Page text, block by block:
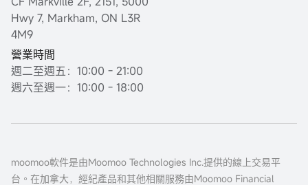
Hwy 7, Markham, ON L3R
4M9
營業時間
週二至週五：10:00 - 21:00
週六至週一：10:00 - 18:00
moomoo軟件是由Moomoo Technologies Inc.提供的線上交易平
台。在加拿大，經紀產品和其他相關服務由Moomoo Financial